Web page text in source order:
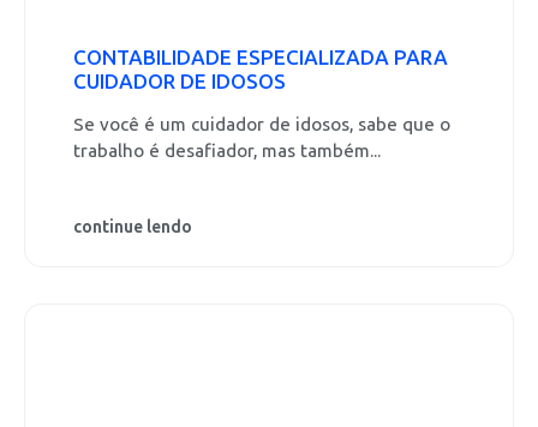
CONTABILIDADE ESPECIALIZADA PARA
CUIDADOR DE IDOSOS
Se você é um cuidador de idosos, sabe que o
trabalho é desafiador, mas também...
continue lendo